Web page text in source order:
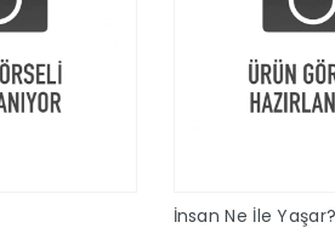
İnsan Ne İle Yaşar?